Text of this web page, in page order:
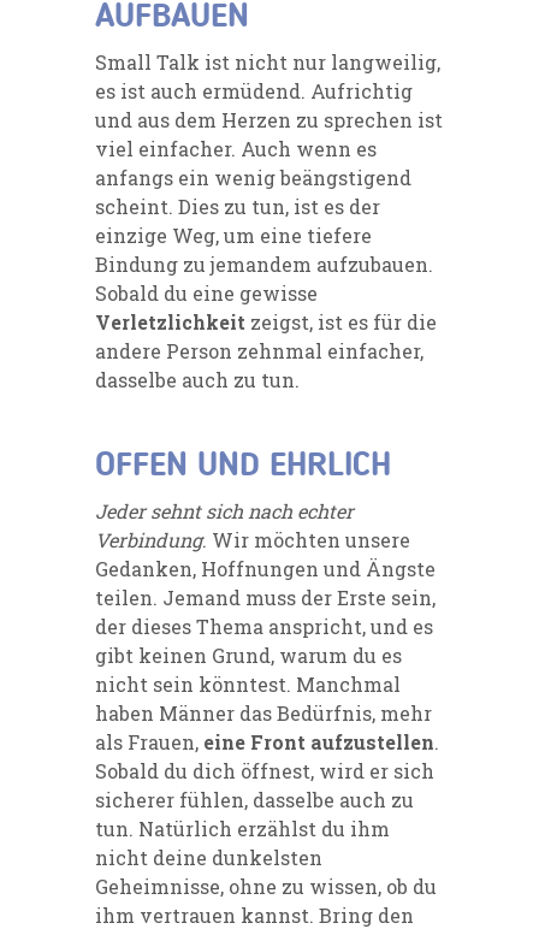
AUFBAUEN
Small Talk ist nicht nur langweilig,
es ist auch ermüdend. Aufrichtig
und aus dem Herzen zu sprechen ist
viel einfacher. Auch wenn es
anfangs ein wenig beängstigend
scheint. Dies zu tun, ist es der
einzige Weg, um eine tiefere
Bindung zu jemandem aufzubauen.
Sobald du eine gewisse
Verletzlichkeit zeigst, ist es für die
andere Person zehnmal einfacher,
dasselbe auch zu tun.
OFFEN UND EHRLICH
Jeder sehnt sich nach echter
Verbindung. Wir möchten unsere
Gedanken, Hoffnungen und Ängste
teilen. Jemand muss der Erste sein,
der dieses Thema anspricht, und es
gibt keinen Grund, warum du es
nicht sein könntest. Manchmal
haben Männer das Bedürfnis, mehr
als Frauen, eine Front aufzustellen.
Sobald du dich öffnest, wird er sich
sicherer fühlen, dasselbe auch zu
tun. Natürlich erzählst du ihm
nicht deine dunkelsten
Geheimnisse, ohne zu wissen, ob du
ihm vertrauen kannst. Bring den